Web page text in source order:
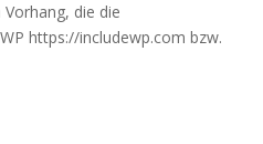
die die
https://includewp.com bzw.